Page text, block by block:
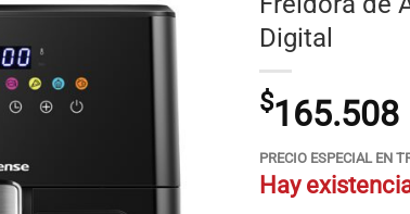
Digital
$165.508
PRECIO ESPECIAL EN
Hay